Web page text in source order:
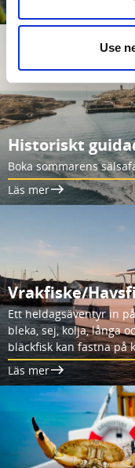
Use
Historiskt
Boka sommarens
Läs mer
Vrakfiske/
Ett heldagsäventyr in
bleka, sej, kolja, långa
bläckfisk kan fastna på
Läs mer